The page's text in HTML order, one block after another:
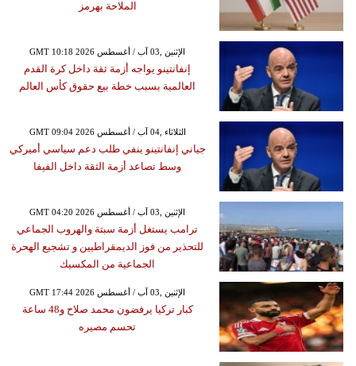
الملاحة بهرمز
GMT 10:18 2026 الإثنين ,03 آب / أغسطس
إنفانتينو يواجه أزمة ثقة داخل كرة القدم
العالمية بسبب خطة بيع حقوق كأس العالم
GMT 09:04 2026 الثلاثاء ,04 آب / أغسطس
جياني إنفانتينو ينفي طلب دعم سياسي أميركي
وسط تصاعد أزمة الثقة داخل الفيفا
GMT 04:20 2026 الإثنين ,03 آب / أغسطس
ترامب يستغل أزمة سبتة والهروب الجماعي
للتحذير من فوز الديمقراطيين و تشجيع الهحرة
الجماعية من المكسيك
GMT 17:44 2026 الإثنين ,03 آب / أغسطس
كبار تركيا يرفضون محمد صلاح و48 ساعة
تحسم مصيره